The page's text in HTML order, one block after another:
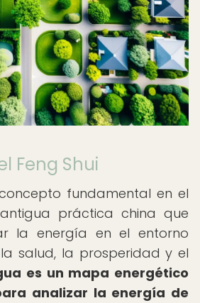
Feng Shui
fundamental en el
práctica china que
la energía en el entorno
salud, la prosperidad y el
es un mapa energético
analizar la energía de